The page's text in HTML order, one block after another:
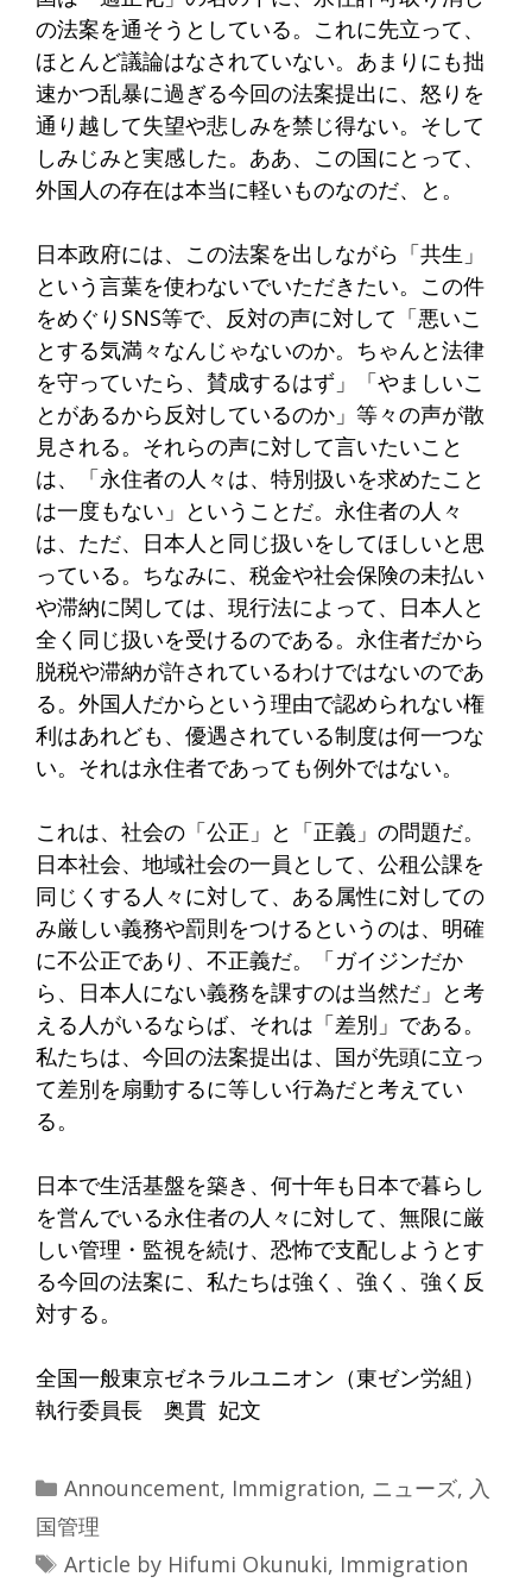
の法案を通そうとしている。これに先立って、
ほとんど議論はなされていない。あまりにも拙
速かつ乱暴に過ぎる今回の法案提出に、怒りを
通り越して失望や悲しみを禁じ得ない。そして
しみじみと実感した。ああ、この国にとって、
外国人の存在は本当に軽いものなのだ、と。
日本政府には、この法案を出しながら「共生」
という言葉を使わないでいただきたい。この件
をめぐりSNS等で、反対の声に対して「悪いこ
とする気満々なんじゃないのか。ちゃんと法律
を守っていたら、賛成するはず」「やましいこ
とがあるから反対しているのか」等々の声が散
見される。それらの声に対して言いたいこと
は、「永住者の人々は、特別扱いを求めたこと
は一度もない」ということだ。永住者の人々
は、ただ、日本人と同じ扱いをしてほしいと思
っている。ちなみに、税金や社会保険の未払い
や滞納に関しては、現行法によって、日本人と
全く同じ扱いを受けるのである。永住者だから
脱税や滞納が許されているわけではないのであ
る。外国人だからという理由で認められない権
利はあれども、優遇されている制度は何一つな
い。それは永住者であっても例外ではない。
これは、社会の「公正」と「正義」の問題だ。
日本社会、地域社会の一員として、公租公課を
同じくする人々に対して、ある属性に対しての
み厳しい義務や罰則をつけるというのは、明確
に不公正であり、不正義だ。「ガイジンだか
ら、日本人にない義務を課すのは当然だ」と考
える人がいるならば、それは「差別」である。
私たちは、今回の法案提出は、国が先頭に立っ
て差別を扇動するに等しい行為だと考えてい
る。
日本で生活基盤を築き、何十年も日本で暮らし
を営んでいる永住者の人々に対して、無限に厳
しい管理・監視を続け、恐怖で支配しようとす
る今回の法案に、私たちは強く、強く、強く反
対する。
全国一般東京ゼネラルユニオン（東ゼン労組）
執行委員長 奥貫 妃文
Categories
Announcement, Immigration, ニューズ, 入
国管理
Tags
Article by Hifumi Okunuki, Immigration